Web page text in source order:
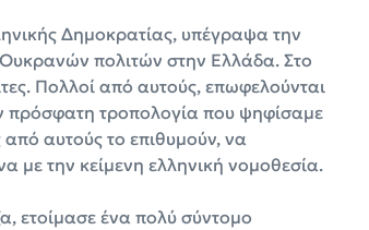
Δημοκρατίας, υπέγραψα την
πολιτών στην Ελλάδα. Στο
Πολλοί από αυτούς, επωφελούνται
πρόσφατη τροπολογία που ψηφίσαμε
αυτούς το επιθυμούν, να
με την κείμενη ελληνική νομοθεσία.
ετοίμασε ένα πολύ σύντομο